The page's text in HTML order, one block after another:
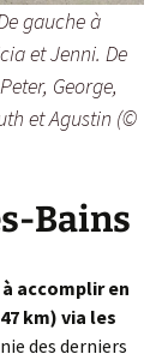
gauche à
et Jenni. De
George,
et Agustin (©
Bains
accomplir en
km) via les
des derniers